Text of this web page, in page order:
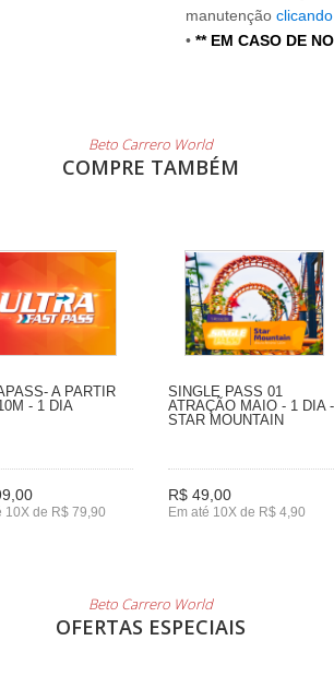
manutenção
• ** EM CASO DE
Beto Carrero World
COMPRE TAMBÉM
A PARTIR
- 1 DIA
10X de R$ 79,90
SINGLE PASS 01
ATRAÇÃO MAIO - 1 DIA -
STAR MOUNTAIN
R$ 49,00
Em até 10X de R$ 4,90
Beto Carrero World
OFERTAS ESPECIAIS